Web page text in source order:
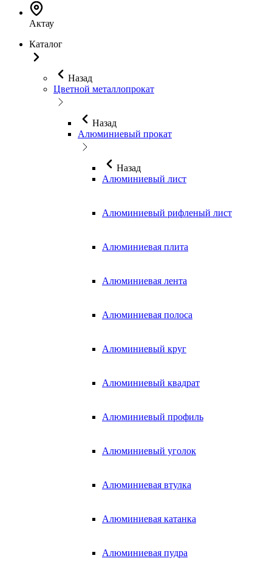
Актау
Каталог
Назад
Цветной металлопрокат
Назад
Алюминиевый прокат
Назад
Алюминиевый лист
Алюминиевый рифленый лист
Алюминиевая плита
Алюминиевая лента
Алюминиевая полоса
Алюминиевый круг
Алюминиевый квадрат
Алюминиевый профиль
Алюминиевый уголок
Алюминиевая втулка
Алюминиевая катанка
Алюминиевая пудра